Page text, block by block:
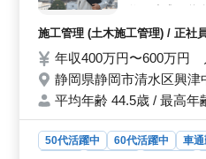
修、造成、道
等 ＊業務内容
成、施工図修
わせ、近隣住
・車通勤可能(
皆様のご応募
施工管理 (土木施工管理) / 正社
年収400万円〜600万円
静岡県静岡市清水区興津
平均年齢 44.5歳 / 最高年
50代活躍中 60代活躍中 車